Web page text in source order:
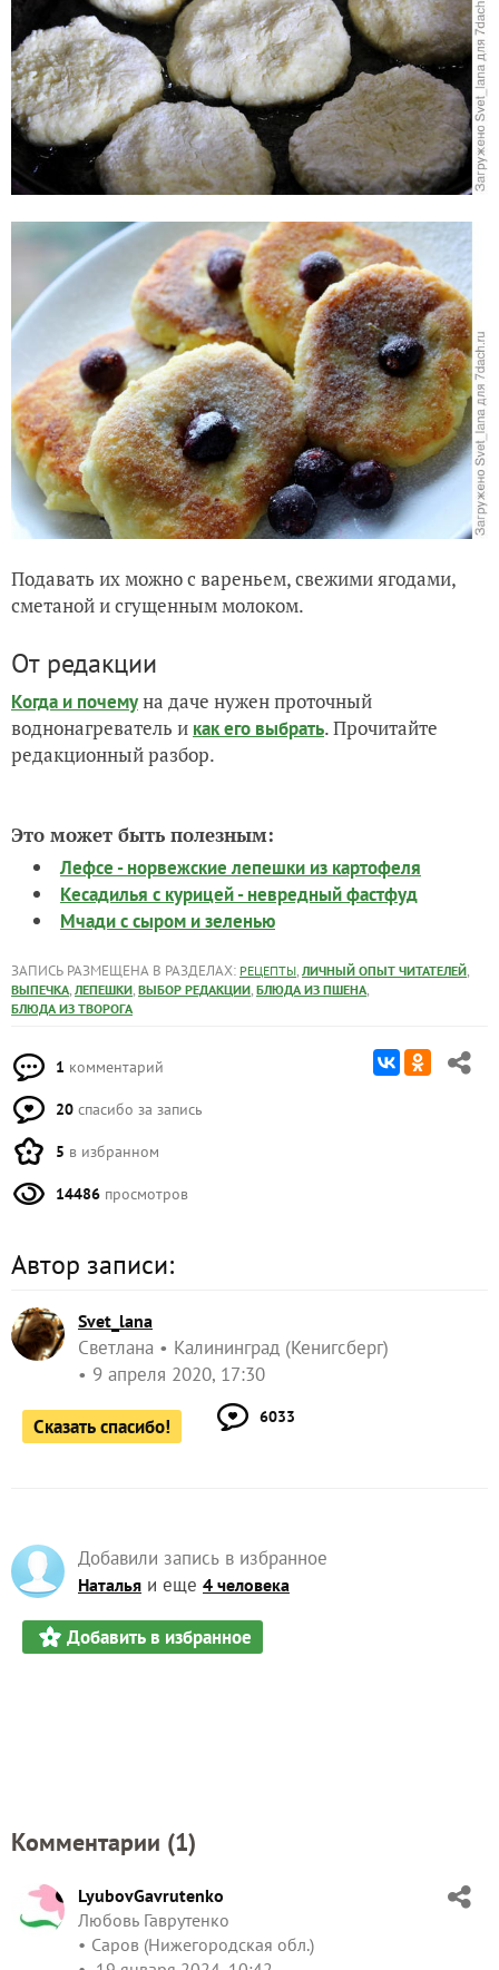
Подавать их можно с вареньем, свежими ягодами,
сметаной и сгущенным молоком.
От редакции
Когда и почемуна даче нужен проточный
воднонагреватель и как его выбрать. Прочитайте
редакционный разбор.
Это может быть полезным:
Лефсе - норвежские лепешки из картофеля
Кесадилья с курицей - невредный фастфуд
Мчади с сыром и зеленью
ЗАПИСЬ РАЗМЕЩЕНА В РАЗДЕЛАХ: РЕЦЕПТЫ, ЛИЧНЫЙ ОПЫТ ЧИТАТЕЛЕЙ,
ВЫПЕЧКА, ЛЕПЕШКИ, ВЫБОР РЕДАКЦИИ, БЛЮДА ИЗ ПШЕНА,
БЛЮДА ИЗ ТВОРОГА
1 комментарий
20 спасибо за запись
5 в избранном
14486 просмотров
Автор записи:
Svet_lana
Светлана
Калининград (Кенигсберг)
9 апреля 2020, 17:30
Сказать спасибо! 6033
Добавили запись в избранное
Наталья и еще 4 человека
Добавить в избранное
Комментарии (1)
LyubovGavrutenko
Любовь Гаврутенко
Саров (Нижегородская обл.)